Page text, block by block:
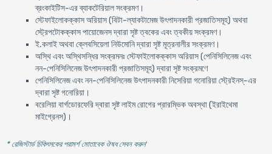
ব্রংকাইটিস-এর ব্যাকটেরিয়াল সংক্রমণ।
স্টেফাইলোকক্কাস অরিয়াস (বিটা-ল্যাকটামেজ উৎপাদনকারী প্রজাতিসমূহ) অথবা
স্ট্রেপটোকক্কাস পায়োজেনস দ্বারা সৃষ্ট ত্বকের এবং ত্বকীয় সংক্রমণ।
ই.কলাই অথবা ক্লেবসিয়েলা নিউমোনি দ্বারা সৃষ্ট মূত্রনালীর সংক্রমণ।
অস্থি এবং অস্থিসন্ধির সংক্রমনঃ স্টেফাইলোকক্কাস অরিয়াস (পেনিসিলিনেজ এবং
নন-পেনিসিলিনেজ উৎপাদনকারী প্রজাতিসমূহ) দ্বারা সৃষ্ট সংক্রমণে
পেনিসিলিনেজ এবং নন-পেনিসিলিনেজ উৎপাদনকারী নিসেরিয়া গনোরিয়া স্ট্রেইনস্-এর
দ্বারা সৃষ্ট গনোরিয়া।
বরেলিয়া বার্গডোরফেরি দ্বারা সৃষ্ট লাইম রোগের প্রারম্ভিক অবস্থা (ইরাইথেমা
মাইগ্রেনস)।
* রেজিস্টার্ড চিকিৎসকের পরামর্শ মোতাবেক ঔষধ সেবন করুন'